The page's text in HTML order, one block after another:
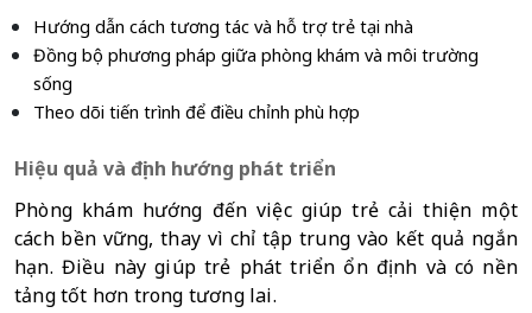
Hướng dẫn cách tương tác và hỗ trợ trẻ tại nhà
Đồng bộ phương pháp giữa phòng khám và môi trường
sống
Theo dõi tiến trình để điều chỉnh phù hợp
Hiệu quả và định hướng phát triển
Phòng khám hướng đến việc giúp trẻ cải thiện một
cách bền vững, thay vì chỉ tập trung vào kết quả ngắn
hạn. Điều này giúp trẻ phát triển ổn định và có nền
tảng tốt hơn trong tương lai.